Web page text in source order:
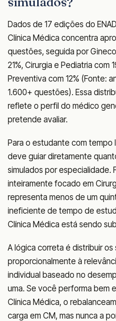
Dados de 17 edições do
Clínica Médica concentra
questões, seguida por
21%, Cirurgia e Pediatria com
Preventiva com 12% (Fonte:
1.600+ questões). Essa
reflete o perfil do médico
pretende avaliar.
Para o estudante com tempo
deve guiar diretamente
simulados por especialidade.
inteiramente focado em
representa menos de um
ineficiente de tempo de
Clínica Médica está sendo
A lógica correta é distribuir os
proporcionalmente à
individual baseado no
uma. Se você performa bem
Clínica Médica, o
carga em CM, mas nunca a